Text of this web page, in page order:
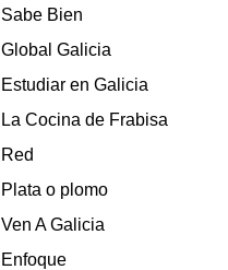
Sabe Bien
Global Galicia
Estudiar en Galicia
La Cocina de Frabisa
Red
Plata o plomo
Ven A Galicia
Enfoque